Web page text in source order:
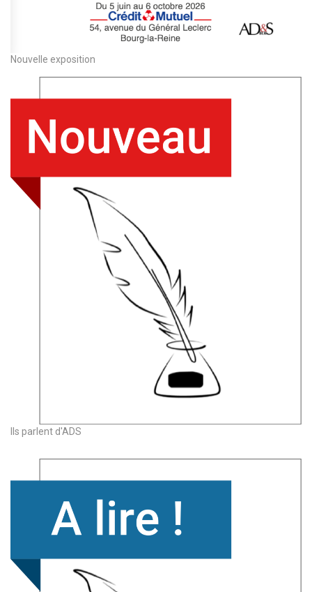
Nouvelle exposition
Ils parlent d'ADS